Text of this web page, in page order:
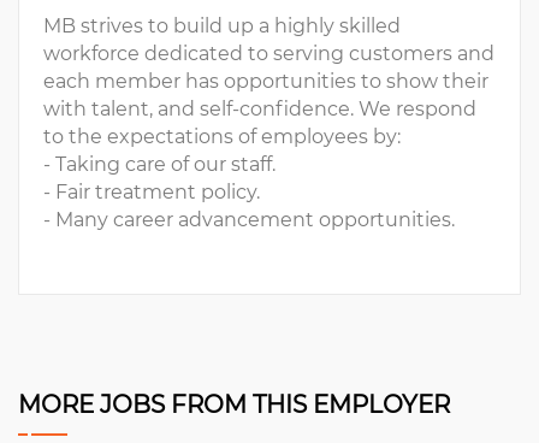
MB strives to build up a highly skilled
workforce dedicated to serving customers and
each member has opportunities to show their
with talent, and self-confidence. We respond
to the expectations of employees by:
- Taking care of our staff.
- Fair treatment policy.
- Many career advancement opportunities.
MORE JOBS FROM THIS EMPLOYER